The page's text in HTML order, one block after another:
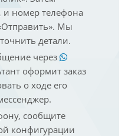
номер телефона
Мы
детали.
через
оформит заказ
о ходе его
сообщите
конфигурации